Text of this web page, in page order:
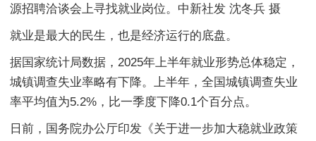
源招聘洽谈会上寻找就业岗位。中新社发 沈冬兵 摄
就业是最大的民生，也是经济运行的底盘。
据国家统计局数据，2025年上半年就业形势总体稳定，
城镇调查失业率略有下降。上半年，全国城镇调查失业
率平均值为5.2%，比一季度下降0.1个百分点。
日前，国务院办公厅印发《关于进一步加大稳就业政策